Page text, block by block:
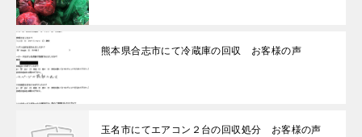
熊本県合志市にて冷蔵庫の回収 お客様の声
玉名市にてエアコン２台の回収処分 お客様の声